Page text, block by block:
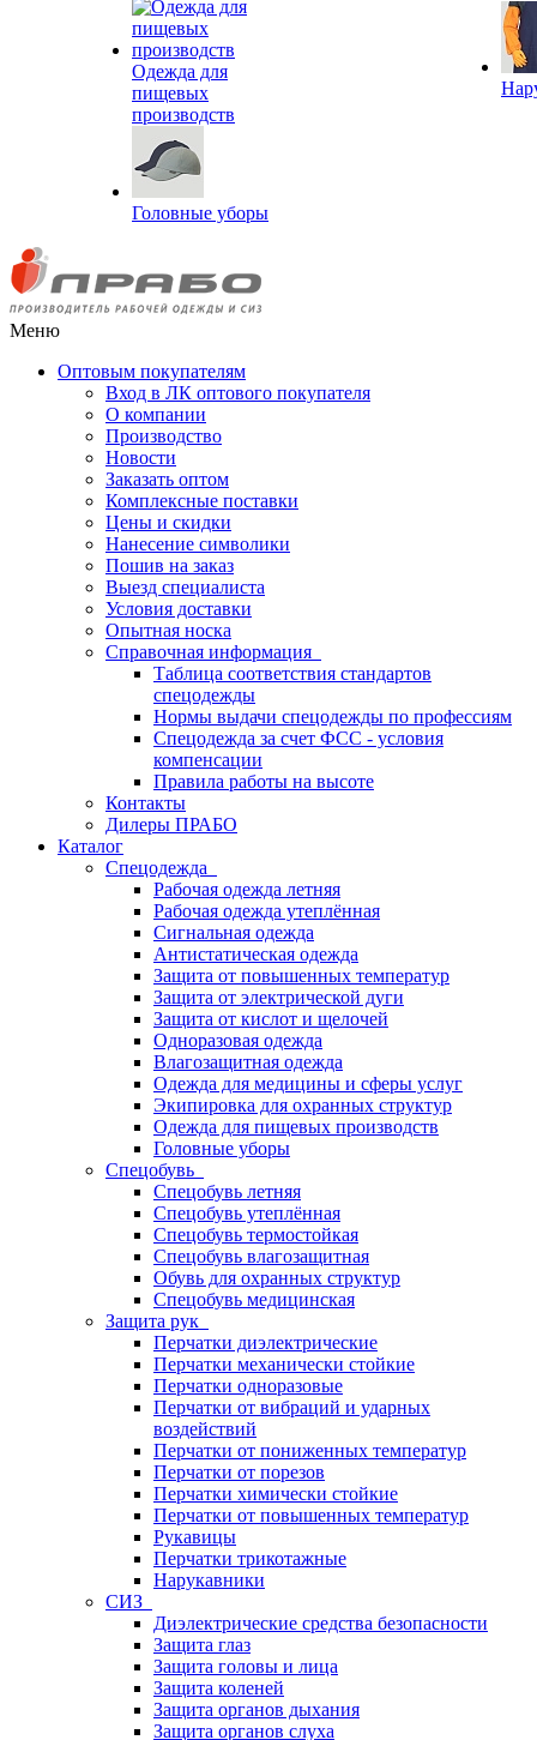
Одежда для
пищевых
производств
Головные уборы
Меню
Оптовым покупателям
Вход в ЛК оптового покупателя
О компании
Производство
Новости
Заказать оптом
Комплексные поставки
Цены и скидки
Нанесение символики
Пошив на заказ
Выезд специалиста
Условия доставки
Опытная носка
Справочная информация
Таблица соответствия стандартов
спецодежды
Нормы выдачи спецодежды по профессиям
Спецодежда за счет ФСС - условия
компенсации
Правила работы на высоте
Контакты
Дилеры ПРАБО
Каталог
Спецодежда
Рабочая одежда летняя
Рабочая одежда утеплённая
Сигнальная одежда
Антистатическая одежда
Защита от повышенных температур
Защита от электрической дуги
Защита от кислот и щелочей
Одноразовая одежда
Влагозащитная одежда
Одежда для медицины и сферы услуг
Экипировка для охранных структур
Одежда для пищевых производств
Головные уборы
Спецобувь
Спецобувь летняя
Спецобувь утеплённая
Спецобувь термостойкая
Спецобувь влагозащитная
Обувь для охранных структур
Спецобувь медицинская
Защита рук
Перчатки диэлектрические
Перчатки механически стойкие
Перчатки одноразовые
Перчатки от вибраций и ударных
воздействий
Перчатки от пониженных температур
Перчатки от порезов
Перчатки химически стойкие
Перчатки от повышенных температур
Рукавицы
Перчатки трикотажные
Нарукавники
СИЗ
Диэлектрические средства безопасности
Защита глаз
Защита головы и лица
Защита коленей
Защита органов дыхания
Защита органов слуха